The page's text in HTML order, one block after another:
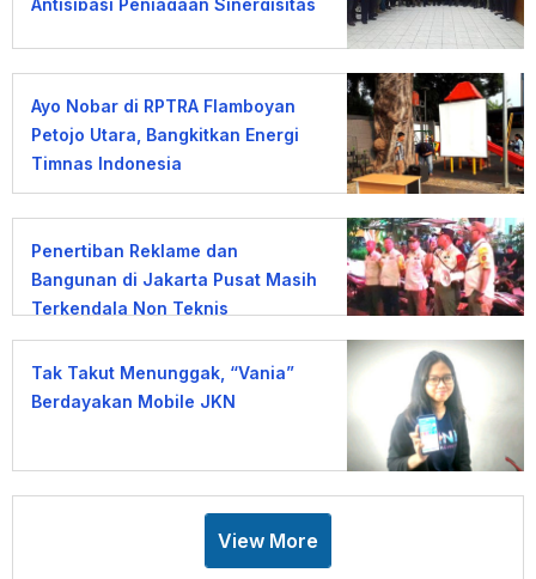
Antisipasi Penjagaan Sinergisitas
Ayo Nobar di RPTRA Flamboyan
Petojo Utara, Bangkitkan Energi
Timnas Indonesia
Penertiban Reklame dan
Bangunan di Jakarta Pusat Masih
Terkendala Non Teknis
Tak Takut Menunggak, “Vania”
Berdayakan Mobile JKN
View More